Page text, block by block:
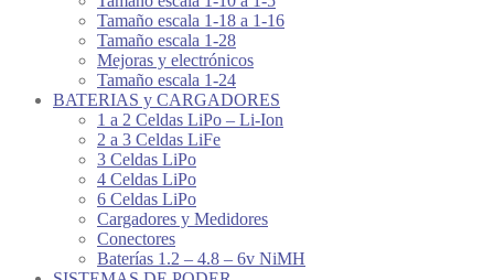
Tamaño escala 1-18 a 1-16
Tamaño escala 1-28
Mejoras y electrónicos
Tamaño escala 1-24
BATERIAS y CARGADORES
1 a 2 Celdas LiPo – Li-Ion
2 a 3 Celdas LiFe
3 Celdas LiPo
4 Celdas LiPo
6 Celdas LiPo
Cargadores y Medidores
Conectores
Baterías 1.2 – 4.8 – 6v NiMH